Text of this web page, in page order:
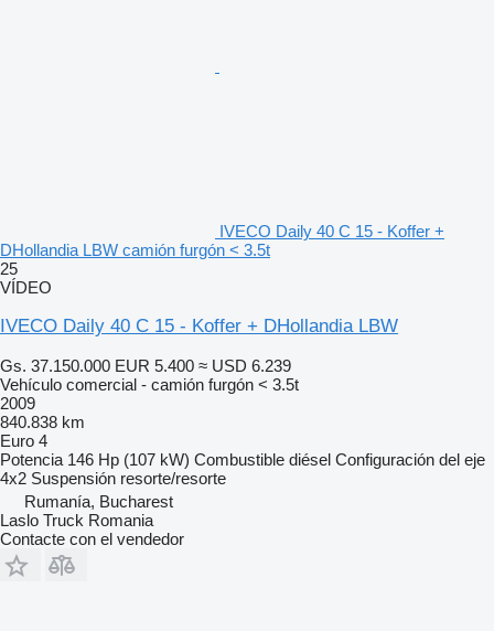
IVECO Daily 40 C 15 - Koffer +
DHollandia LBW camión furgón < 3.5t
25
VÍDEO
IVECO Daily 40 C 15 - Koffer + DHollandia LBW
Gs. 37.150.000 EUR 5.400 ≈ USD 6.239
Vehículo comercial - camión furgón < 3.5t
2009
840.838 km
Euro 4
Potencia 146 Hp (107 kW) Combustible diésel Configuración del eje
4x2 Suspensión resorte/resorte
Rumanía, Bucharest
Laslo Truck Romania
Contacte con el vendedor